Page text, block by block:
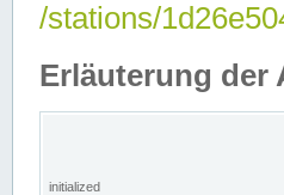
/stations/
Erläuterung der
initialized